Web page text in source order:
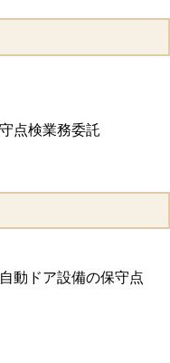
点検業務委託
動ドア設備の保守点